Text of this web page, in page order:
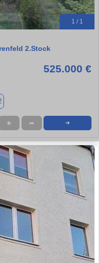
1 / 1
2.Stock
525.000 €
★ ➦ ➜